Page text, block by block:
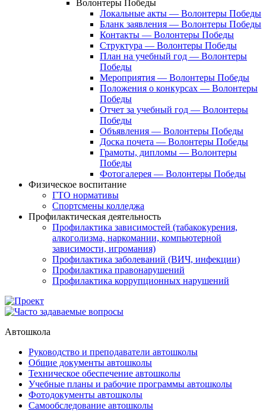
Волонтеры Победы
Локальные акты — Волонтеры Победы
Бланк заявления — Волонтеры Победы
Контакты — Волонтеры Победы
Структура — Волонтеры Победы
План на учебный год — Волонтеры
Победы
Мероприятия — Волонтеры Победы
Положения о конкурсах — Волонтеры
Победы
Отчет за учебный год — Волонтеры
Победы
Объявления — Волонтеры Победы
Доска почета — Волонтеры Победы
Грамоты, дипломы — Волонтеры
Победы
Фотогалерея — Волонтеры Победы
Физическое воспитание
ГТО нормативы
Спортсмены колледжа
Профилактическая деятельность
Профилактика зависимостей (табакокурения,
алкоголизма, наркомании, компьютерной
зависимости, игромания)
Профилактика заболеваний (ВИЧ, инфекции)
Профилактика правонарушений
Профилактика коррупционных нарушений
Автошкола
Руководство и преподаватели автошколы
Общие документы автошколы
Техническое обеспечение автошколы
Учебные планы и рабочие программы автошколы
Фотодокументы автошколы
Самообследование автошколы